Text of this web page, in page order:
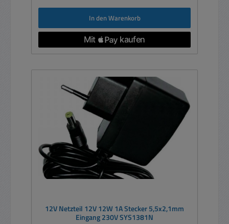
In den Warenkorb
12V Netzteil 12V 12W 1A Stecker 5,5x2,1mm
Eingang 230V SYS1381N